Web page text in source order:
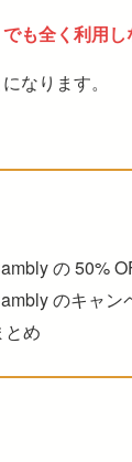
も全く利用し
なります。
の 50%
のキャン
とめ